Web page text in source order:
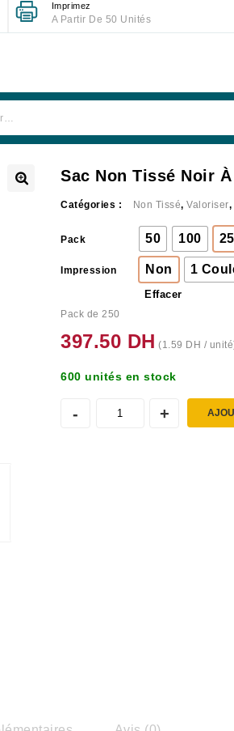
Imprimez
A Partir De 50 Unités
Sac Non Tissé Noir
Catégories : Non Tissé,Valoriser,
Pack 50 100
Impression Non 1
Effacer
Pack de 250
397.50 DH (1.59 DH /
600 unités en stock